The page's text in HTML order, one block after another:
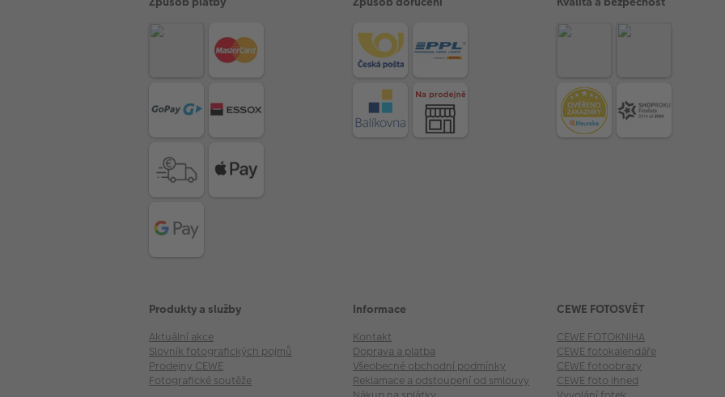
Produkty a služby
Aktuální akce
Slovník fotografických pojmů
Prodejny CEWE
Fotografické soutěže
Informace
Kontakt
Doprava a platba
Všeobecné obchodní podmínky
Reklamace a odstoupení od smlouvy
CEWE FOTOSVĚT
CEWE FOTOKNIHA
CEWE fotokalendáře
CEWE fotoobrazy
CEWE foto ihned